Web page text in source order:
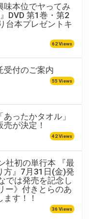
味本位でヤってみ
DVD 第1巻・第2
台本プレゼントキ
62 Views
受付のご案内
55 Views
ったかタオル」
が決定！
42 Views
社初の単行本 『最
方』7月31日(金)発
では発売を記念し
ー》付きとらのあ
す！！
36 Views